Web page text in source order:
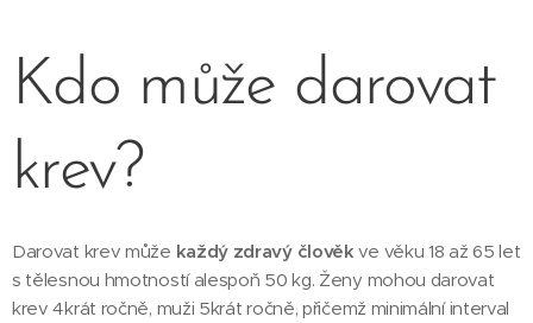
Kdo může darovat
krev?
Darovat krev může každý zdravý člověk ve věku 18 až 65 let
s tělesnou hmotností alespoň 50 kg. Ženy mohou darovat
krev 4krát ročně, muži 5krát ročně, přičemž minimální interval